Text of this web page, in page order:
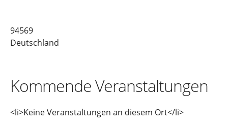
94569
Deutschland
Kommende Veranstaltungen
<li>Keine Veranstaltungen an diesem Ort</li>